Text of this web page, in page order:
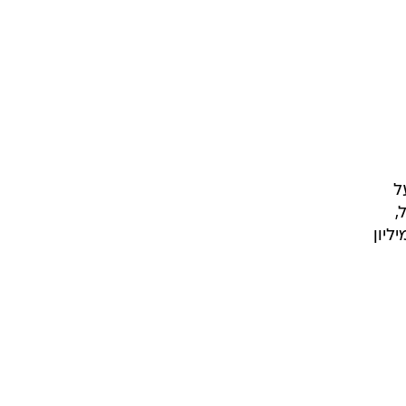
שקל,
שקל (5.2%) מתחילת השנה, בעיקר הודות לצבירת רווחים שוטפים של 242 מיליון